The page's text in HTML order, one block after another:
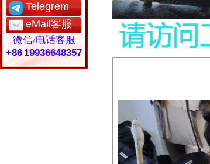
Telegrem
eMail客服
微信/电话客服
+86 19936648357